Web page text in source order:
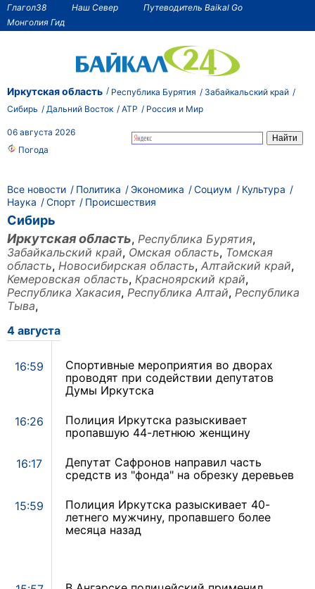
Глагол38 Наш Север
Путеводитель Baikal Go
Монголия Гид
Иркутская область Республика Бурятия
Забайкальский край
Сибирь
Дальний Восток АТР Россия и Мир
06 августа 2026
Погода
Все новости Политика Экономика Социум
Культура
Наука
Спорт Происшествия
Сибирь
Иркутская область, Республика Бурятия,
Забайкальский край, Омская область, Томская
область, Новосибирская область, Алтайский край,
Кемеровская область, Красноярский край,
Республика Хакасия, Республика Алтай, Республика
Тыва,
4 августа
16:59
Спортивные мероприятия во дворах
проводят при содействии депутатов
Думы Иркутска
16:26
Полиция Иркутска разыскивает
пропавшую 44-летнюю женщину
16:17
Депутат Сафронов направил часть
средств из "фонда" на обрезку деревьев
15:59
Полиция Иркутска разыскивает 40-
летнего мужчину, пропавшего более
месяца назад